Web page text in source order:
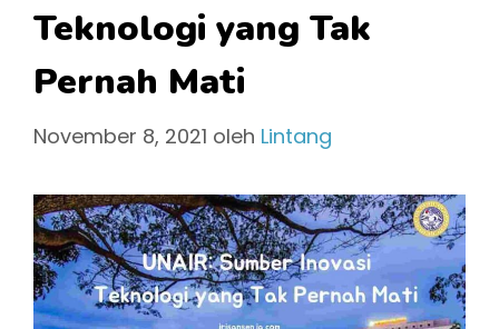
Teknologi yang Tak
Pernah Mati
November 8, 2021 oleh Lintang